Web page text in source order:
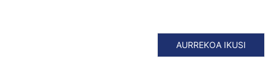
AURREKOA IKUSI